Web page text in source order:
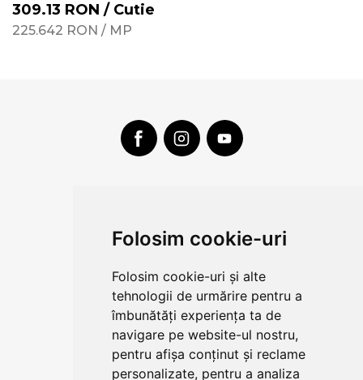
Folosim cookie-uri
Folosim cookie-uri și alte
tehnologii de urmărire pentru a
îmbunătăți experiența ta de
navigare pe website-ul nostru,
pentru afișa conținut și reclame
personalizate, pentru a analiza
309.13 RON / Cutie
225.642 RON / MP
CONTUL MEU
COMENZI SI LIVRARE
Traian, nr. 86-88
Vezi mai multe date de contact